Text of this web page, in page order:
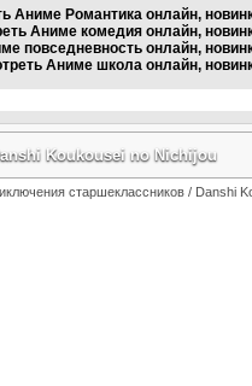
Аниме Романтика онлайн,
Аниме комедия онлайн,
повседневность онлайн,
Аниме школа онлайн,
Koukousei no Nichijou